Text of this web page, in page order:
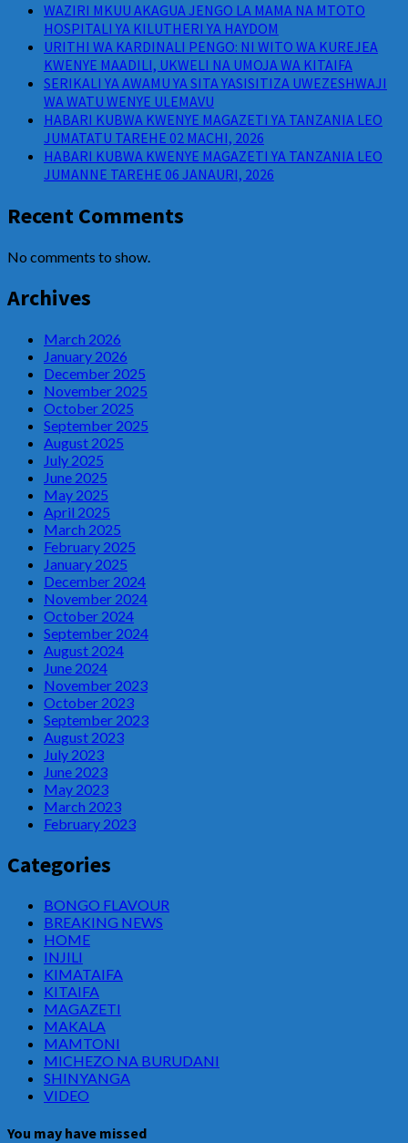
WAZIRI MKUU AKAGUA JENGO LA MAMA NA MTOTO
HOSPITALI YA KILUTHERI YA HAYDOM
URITHI WA KARDINALI PENGO: NI WITO WA KUREJEA
KWENYE MAADILI, UKWELI NA UMOJA WA KITAIFA
SERIKALI YA AWAMU YA SITA YASISITIZA UWEZESHWAJI
WA WATU WENYE ULEMAVU
HABARI KUBWA KWENYE MAGAZETI YA TANZANIA LEO
JUMATATU TAREHE 02 MACHI, 2026
HABARI KUBWA KWENYE MAGAZETI YA TANZANIA LEO
JUMANNE TAREHE 06 JANAURI, 2026
Recent Comments
No comments to show.
Archives
March 2026
January 2026
December 2025
November 2025
October 2025
September 2025
August 2025
July 2025
June 2025
May 2025
April 2025
March 2025
February 2025
January 2025
December 2024
November 2024
October 2024
September 2024
August 2024
June 2024
November 2023
October 2023
September 2023
August 2023
July 2023
June 2023
May 2023
March 2023
February 2023
Categories
BONGO FLAVOUR
BREAKING NEWS
HOME
INJILI
KIMATAIFA
KITAIFA
MAGAZETI
MAKALA
MAMTONI
MICHEZO NA BURUDANI
SHINYANGA
VIDEO
You may have missed